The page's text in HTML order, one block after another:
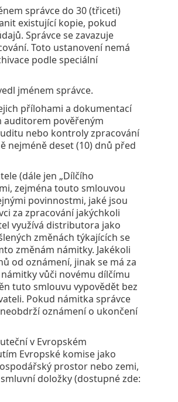
správce do 30 (třiceti)
existující kopie, pokud
Správce se zavazuje
Toto ustanovení nemá
podle speciální
jménem správce.
přílohami a dokumentací
auditorem pověřeným
nebo kontroly zpracování
nejméně deset (10) dnů před
(dále jen „Dílčího
zejména touto smlouvou
povinnostmi, jaké jsou
za zpracování jakýchkoli
využívá distributora jako
změnách týkajících se
změnám námitky. Jakékoli
od oznámení, jinak se má za
vůči novému dílčímu
tuto smlouvu vypovědět bez
Pokud námitka správce
oznámení o ukončení
v Evropském
Evropské komise jako
prostor nebo zemi,
doložky (dostupné zde: